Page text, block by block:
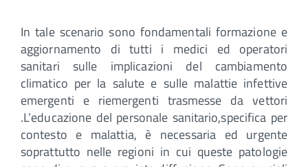
In tale scenario sono fondamentali formazione e
aggiornamento di tutti i medici ed operatori
sanitari sulle implicazioni del cambiamento
climatico per la salute e sulle malattie infettive
emergenti e riemergenti trasmesse da vettori
.L’educazione del personale sanitario,specifica per
contesto e malattia, è necessaria ed urgente
soprattutto nelle regioni in cui queste patologie